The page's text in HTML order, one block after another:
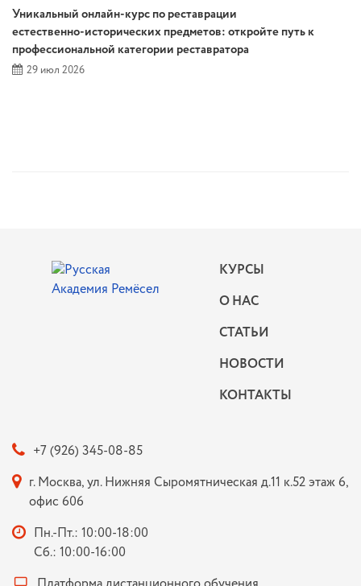
Уникальный онлайн‑курс по реставрации
естественно‑исторических предметов: откройте путь к
профессиональной категории реставратора
29 июл 2026
КУРСЫ
О НАС
СТАТЬИ
НОВОСТИ
КОНТАКТЫ
+7 (926) 345-08-85
г. Москва, ул. Нижняя Сыромятническая д.11 к.52 этаж 6,
офис 606
Пн.-Пт.: 10:00-18:00
Сб.: 10:00-16:00